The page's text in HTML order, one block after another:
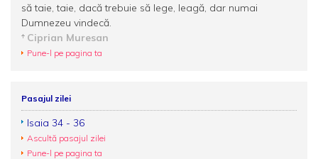
să taie, taie, dacă trebuie să lege, leagă, dar numai
Dumnezeu vindecă.
Ciprian Muresan
Pune-l pe pagina ta
Pasajul zilei
Isaia 34 - 36
Ascultă pasajul zilei
Pune-l pe pagina ta